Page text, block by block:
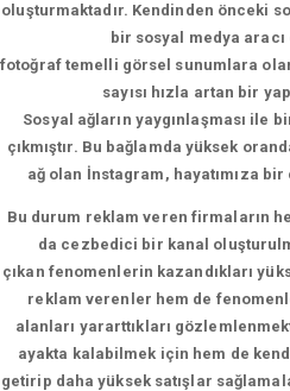
oluşturmaktadır. Kendinden önceki
bir sosyal medya
fotoğraf temelli görsel sunumlara
sayısı hızla artan bir
Sosyal ağların yaygınlaşması ile
çıkmıştır. Bu bağlamda yüksek
ağ olan İnstagram, hayatımıza
Bu durum reklam veren firmaların
da cezbedici bir kanal
çıkan fenomenlerin kazandıkları
reklam verenler hem de
alanları yararttıkları
ayakta kalabilmek için hem de
getirip daha yüksek satışlar